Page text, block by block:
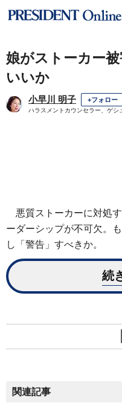
娘がストーカー
いいか
小早川 明子 +フォロー
ハラスメントカウンセラー、ゲシ
悪質ストーカーに対処
ーダーシップが不可欠。
し「警告」すべきか。
続
関連記事